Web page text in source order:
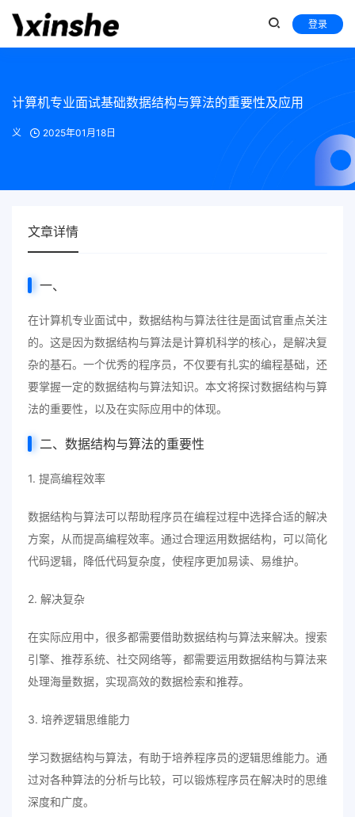
登录
计算机专业面试基础数据结构与算法的重要性及应用
义 2025年01月18日
文章详情
一、
在计算机专业面试中，数据结构与算法往往是面试官重点关注
的。这是因为数据结构与算法是计算机科学的核心，是解决复
杂的基石。一个优秀的程序员，不仅要有扎实的编程基础，还
要掌握一定的数据结构与算法知识。本文将探讨数据结构与算
法的重要性，以及在实际应用中的体现。
二、数据结构与算法的重要性
1. 提高编程效率
数据结构与算法可以帮助程序员在编程过程中选择合适的解决
方案，从而提高编程效率。通过合理运用数据结构，可以简化
代码逻辑，降低代码复杂度，使程序更加易读、易维护。
2. 解决复杂
在实际应用中，很多都需要借助数据结构与算法来解决。搜索
引擎、推荐系统、社交网络等，都需要运用数据结构与算法来
处理海量数据，实现高效的数据检索和推荐。
3. 培养逻辑思维能力
学习数据结构与算法，有助于培养程序员的逻辑思维能力。通
过对各种算法的分析与比较，可以锻炼程序员在解决时的思维
深度和广度。